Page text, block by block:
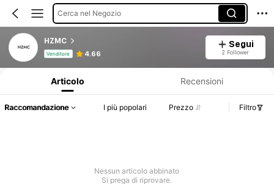
Cerca nel Negozio
HZMC
Venditore 4.66
Segui
2 Follower
Articolo Recensioni
Raccomandazione I più popolari Prezzo Filtro
Nessun articolo abbinato
Si prega di riprovare.